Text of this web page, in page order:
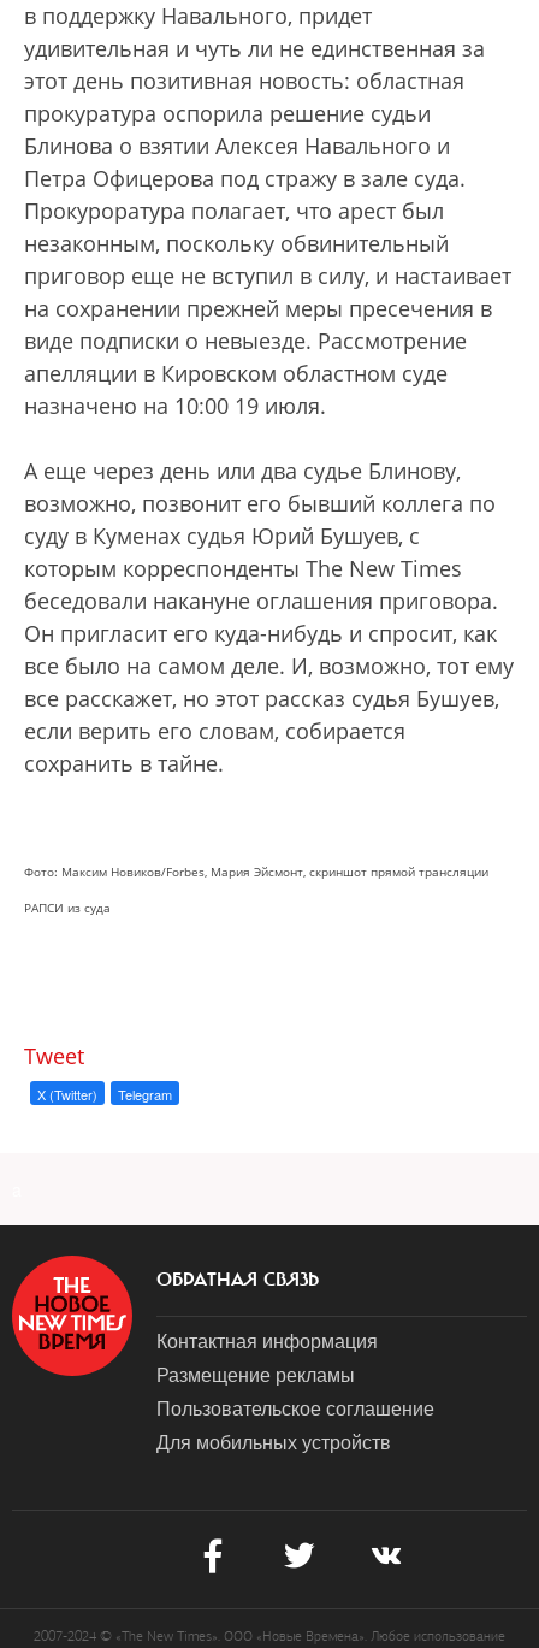
в поддержку Навального, придет
удивительная и чуть ли не единственная за
этот день позитивная новость: областная
прокуратура оспорила решение судьи
Блинова о взятии Алексея Навального и
Петра Офицерова под стражу в зале суда.
Прокуроратура полагает, что арест был
незаконным, поскольку обвинительный
приговор еще не вступил в силу, и настаивает
на сохранении прежней меры пресечения в
виде подписки о невыезде. Рассмотрение
апелляции в Кировском областном суде
назначено на 10:00 19 июля.
А еще через день или два судье Блинову,
возможно, позвонит его бывший коллега по
суду в Куменах судья Юрий Бушуев, с
которым корреспонденты The New Times
беседовали накануне оглашения приговора.
Он пригласит его куда-нибудь и спросит, как
все было на самом деле. И, возможно, тот ему
все расскажет, но этот рассказ судья Бушуев,
если верить его словам, собирается
сохранить в тайне.
Фото: Максим Новиков/Forbes, Мария Эйсмонт, скриншот прямой трансляции
РАПСИ из суда
Tweet
X (Twitter) Telegram
ОБРАТНАЯ СВЯЗЬ
Контактная информация
Размещение рекламы
Пользовательское соглашение
Для мобильных устройств
2007-2024 © «The New Times». ООО «Новые Времена». Любое использование